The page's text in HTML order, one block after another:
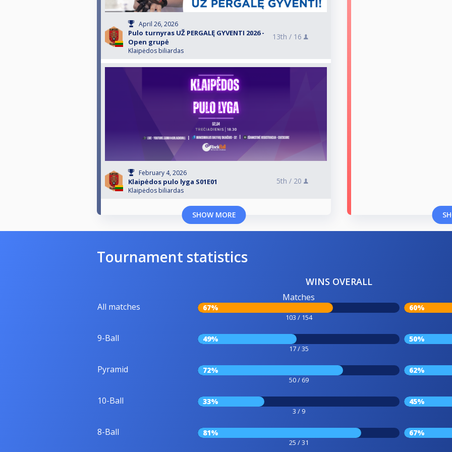
April 26, 2026
Pulo turnyras UŽ PERGALĘ GYVENTI 2026 -
Open grupė
Klaipėdos biliardas
13th / 16
February 4, 2026
Klaipėdos pulo lyga S01E01
Klaipėdos biliardas
5th / 20
SHOW MORE
Tournament statistics
WINS OVERALL
All matches
Matches
67%
103 / 154
60%
9-Ball 49%
17 / 35
50%
Pyramid 72%
50 / 69
62%
10-Ball 33%
3 / 9
45%
8-Ball 81%
25 / 31
67%